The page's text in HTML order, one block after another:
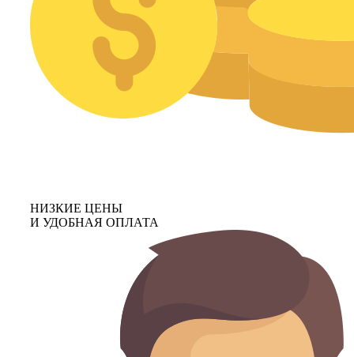
НИЗКИЕ ЦЕНЫ
И УДОБНАЯ ОПЛАТА